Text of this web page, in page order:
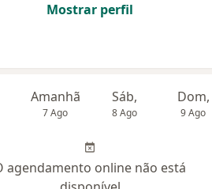
Mostrar perfil
Amanhã
7 Ago
Sáb,
8 Ago
Dom,
9 Ago
agendamento online não está